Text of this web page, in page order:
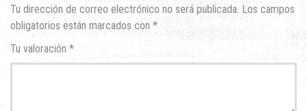
Tu dirección de correo electrónico no será publicada. Los campos
obligatorios están marcados con *
Tu valoración *